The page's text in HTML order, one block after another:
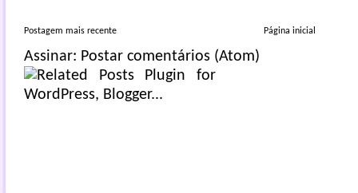
Postagem mais recente Página inicial
Assinar: Postar comentários (Atom)